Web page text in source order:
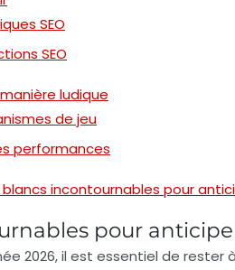
SEO
SEO
ludique
de jeu
performances
incontournables pour
pour
2026, il est essentiel de rester